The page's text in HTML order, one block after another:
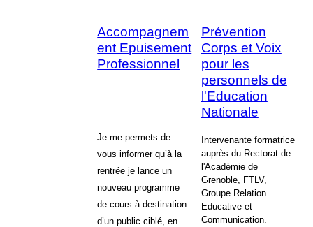
Accompagnem
ent Epuisement
Professionnel
Je me permets de
vous informer qu’à la
rentrée je lance un
nouveau programme
de cours à destination
d’un public ciblé, en
Prévention
Corps et Voix
pour les
personnels de
l'Education
Nationale
Intervenante formatrice
auprès du Rectorat de
l'Académie de
Grenoble, FTLV,
Groupe Relation
Educative et
Communication.